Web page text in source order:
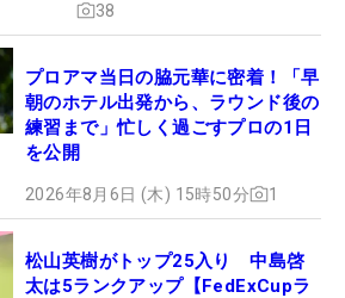
38
プロアマ当日の脇元華に密着！「早
朝のホテル出発から、ラウンド後の
練習まで」忙しく過ごすプロの1日
を公開
2026年8月6日 (木) 15時50分 1
松山英樹がトップ25入り 中島啓
太は5ランクアップ【FedExCupラ